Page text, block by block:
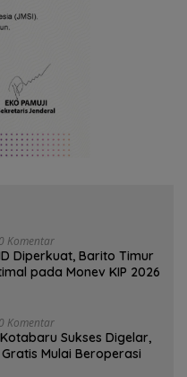
0 Komentar
Diperkuat, Barito Timur
pada Monev KIP 2026
0 Komentar
Sukses Digelar,
Mulai Beroperasi